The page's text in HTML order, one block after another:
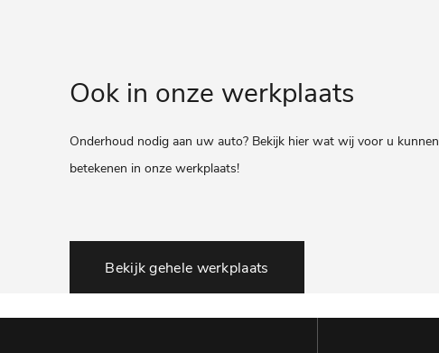
Ook in onze werkplaats
Onderhoud nodig aan uw auto? Bekijk hier wat wij voor u kunnen
betekenen in onze werkplaats!
Bekijk gehele werkplaats